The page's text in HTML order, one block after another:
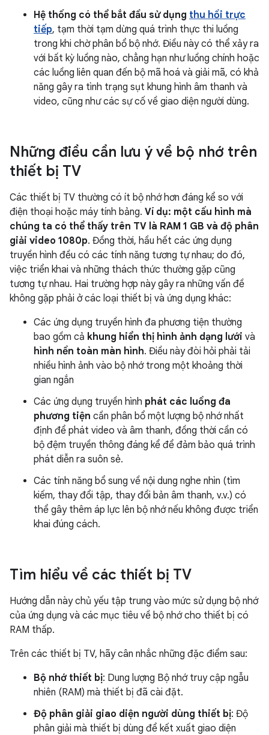
Hệ thống có thể bắt đầu sử dụng thu hồi trực
tiếp, tạm thời tạm dừng quá trình thực thi luồng
trong khi chờ phân bổ bộ nhớ. Điều này có thể xảy ra
với bất kỳ luồng nào, chẳng hạn như luồng chính hoặc
các luồng liên quan đến bộ mã hoá và giải mã, có khả
năng gây ra tình trạng sụt khung hình âm thanh và
video, cũng như các sự cố về giao diện người dùng.
Những điều cần lưu ý về bộ nhớ trên
thiết bị TV
Các thiết bị TV thường có ít bộ nhớ hơn đáng kể so với
điện thoại hoặc máy tính bảng. Ví dụ: một cấu hình mà
chúng ta có thể thấy trên TV là RAM 1 GB và độ phân
giải video 1080p. Đồng thời, hầu hết các ứng dụng
truyền hình đều có các tính năng tương tự nhau; do đó,
việc triển khai và những thách thức thường gặp cũng
tương tự nhau. Hai trường hợp này gây ra những vấn đề
không gặp phải ở các loại thiết bị và ứng dụng khác:
Các ứng dụng truyền hình đa phương tiện thường
bao gồm cả khung hiển thị hình ảnh dạng lưới và
hình nền toàn màn hình. Điều này đòi hỏi phải tải
nhiều hình ảnh vào bộ nhớ trong một khoảng thời
gian ngắn
Các ứng dụng truyền hình phát các luồng đa
phương tiện cần phân bổ một lượng bộ nhớ nhất
định để phát video và âm thanh, đồng thời cần có
bộ đệm truyền thông đáng kể để đảm bảo quá trình
phát diễn ra suôn sẻ.
Các tính năng bổ sung về nội dung nghe nhìn (tìm
kiếm, thay đổi tập, thay đổi bản âm thanh, v.v.) có
thể gây thêm áp lực lên bộ nhớ nếu không được triển
khai đúng cách.
Tìm hiểu về các thiết bị TV
Hướng dẫn này chủ yếu tập trung vào mức sử dụng bộ nhớ
của ứng dụng và các mục tiêu về bộ nhớ cho thiết bị có
RAM thấp.
Trên các thiết bị TV, hãy cân nhắc những đặc điểm sau:
Bộ nhớ thiết bị: Dung lượng Bộ nhớ truy cập ngẫu
nhiên (RAM) mà thiết bị đã cài đặt.
Độ phân giải giao diện người dùng thiết bị: Độ
phân giải mà thiết bị dùng để kết xuất giao diện